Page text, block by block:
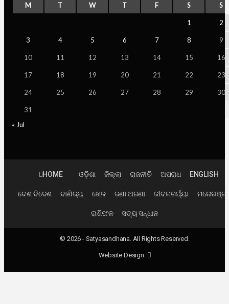
M T W T F S S
1 2
3 4 5 6 7 8 9
10 11 12 13 14 15 16
17 18 19 20 21 22 23
24 25 26 27 28 29 30
31
« Jul
HOME ଓଡ଼ିଶା ଜିଲ୍ଲା ରାଜନୀତି ଅପରାଧ ENGLISH
ଦେଶ ବିଦେଶ ବାଣିଜ୍ୟ ଖେଳ ଜଣା ଅଜଣା ଜୀବନଚର୍ଯ୍ୟା
ରାଶିଫଳ ସତ୍ୟ ସନ୍ଧାନ
© 2026 - Satyasandhana. All Rights Reserved.
Website Design: